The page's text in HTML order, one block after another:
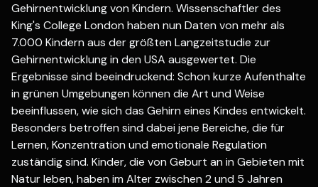
Gehirnentwicklung von Kindern. Wissenschaftler des
King's College London haben nun Daten von mehr als
7.000 Kindern aus der größten Langzeitstudie zur
Gehirnentwicklung in den USA ausgewertet. Die
Ergebnisse sind beeindruckend: Schon kurze Aufenthalte
in grünen Umgebungen können die Art und Weise
beeinflussen, wie sich das Gehirn eines Kindes entwickelt.
Besonders betroffen sind dabei jene Bereiche, die für
Lernen, Konzentration und emotionale Regulation
zuständig sind. Kinder, die von Geburt an in Gebieten mit
Natur leben, haben im Alter zwischen 2 und 5 Jahren